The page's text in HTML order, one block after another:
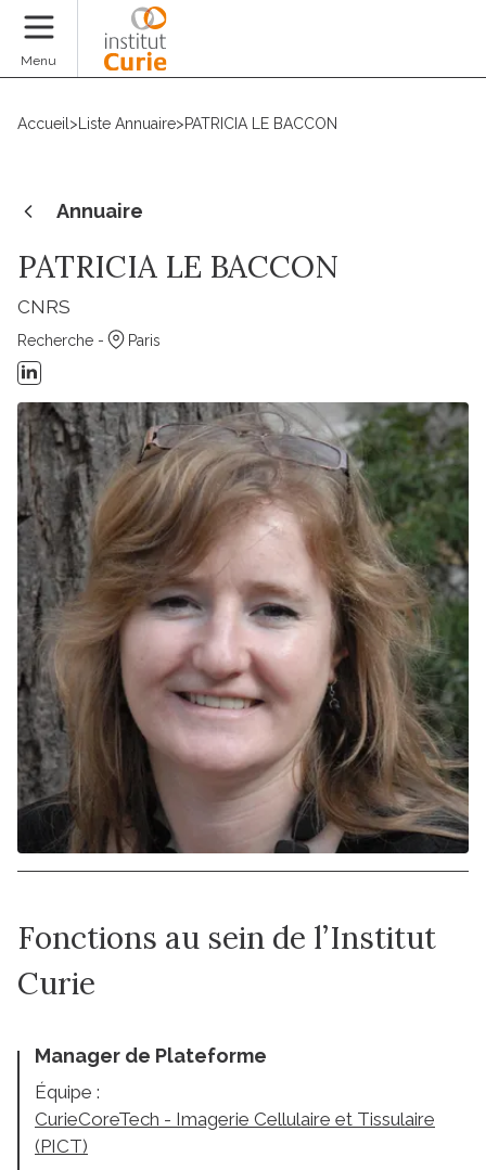
Menu
Accueil > Liste Annuaire>PATRICIA LE BACCON
Annuaire
PATRICIA LE BACCON
CNRS
Recherche - Paris
Fonctions au sein de l’Institut
Curie
Manager de Plateforme
Équipe :
CurieCoreTech - Imagerie Cellulaire et Tissulaire
(PICT)